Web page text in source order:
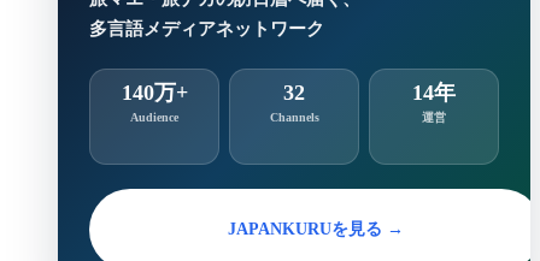
多言語メディアネットワーク
140万+
Audience
32
Channels
14年
運営
JAPANKURUを見る →